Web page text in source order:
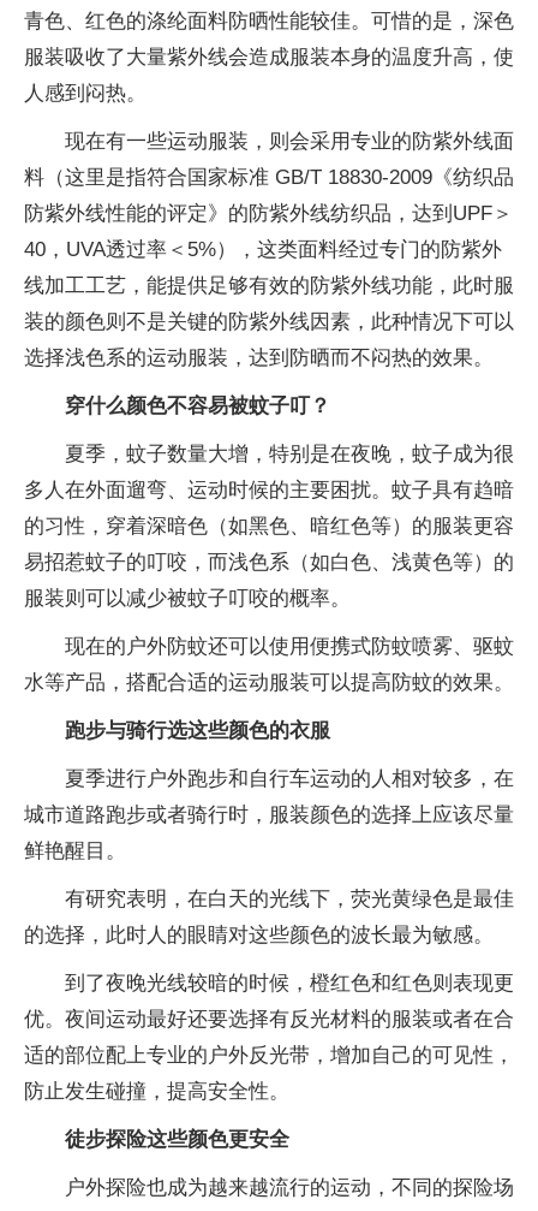
青色、红色的涤纶面料防晒性能较佳。可惜的是，深色
服装吸收了大量紫外线会造成服装本身的温度升高，使
人感到闷热。
现在有一些运动服装，则会采用专业的防紫外线面
料（这里是指符合国家标准 GB/T 18830-2009《纺织品
防紫外线性能的评定》的防紫外线纺织品，达到UPF＞
40，UVA透过率＜5%），这类面料经过专门的防紫外
线加工工艺，能提供足够有效的防紫外线功能，此时服
装的颜色则不是关键的防紫外线因素，此种情况下可以
选择浅色系的运动服装，达到防晒而不闷热的效果。
穿什么颜色不容易被蚊子叮？
夏季，蚊子数量大增，特别是在夜晚，蚊子成为很
多人在外面遛弯、运动时候的主要困扰。蚊子具有趋暗
的习性，穿着深暗色（如黑色、暗红色等）的服装更容
易招惹蚊子的叮咬，而浅色系（如白色、浅黄色等）的
服装则可以减少被蚊子叮咬的概率。
现在的户外防蚊还可以使用便携式防蚊喷雾、驱蚊
水等产品，搭配合适的运动服装可以提高防蚊的效果。
跑步与骑行选这些颜色的衣服
夏季进行户外跑步和自行车运动的人相对较多，在
城市道路跑步或者骑行时，服装颜色的选择上应该尽量
鲜艳醒目。
有研究表明，在白天的光线下，荧光黄绿色是最佳
的选择，此时人的眼睛对这些颜色的波长最为敏感。
到了夜晚光线较暗的时候，橙红色和红色则表现更
优。夜间运动最好还要选择有反光材料的服装或者在合
适的部位配上专业的户外反光带，增加自己的可见性，
防止发生碰撞，提高安全性。
徒步探险这些颜色更安全
户外探险也成为越来越流行的运动，不同的探险场